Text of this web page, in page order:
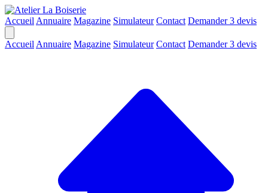
Accueil Annuaire Magazine Simulateur Contact Demander 3 devis
Accueil Annuaire Magazine Simulateur Contact Demander 3 devis